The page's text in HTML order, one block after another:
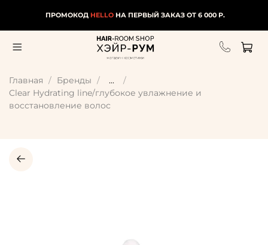
ПРОМОКОД HELLOНА ПЕРВЫЙ ЗАКАЗ ОТ 6 000 Р.
Главная Бренды
...
Clear Hydrating line/глубокое увлажнение и
восстановление волос